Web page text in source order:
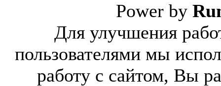
Power by
Для улучшения
пользователями мы
работу с сайтом, Вы